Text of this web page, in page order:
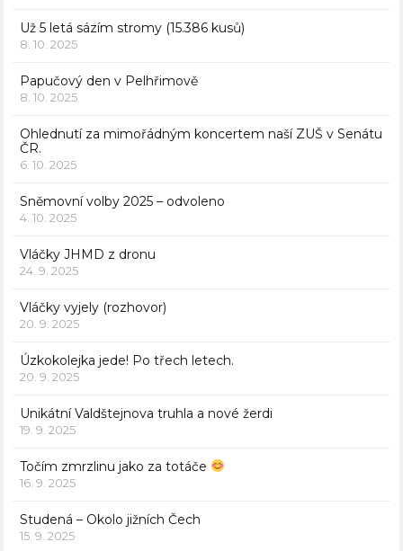
Už 5 letá sázím stromy (15.386 kusů)
8. 10. 2025
Papučový den v Pelhřimově
8. 10. 2025
Ohlednutí za mimořádným koncertem naší ZUŠ v Senátu
ČR.
6. 10. 2025
Sněmovní volby 2025 – odvoleno
4. 10. 2025
Vláčky JHMD z dronu
24. 9. 2025
Vláčky vyjely (rozhovor)
20. 9. 2025
Úzkokolejka jede! Po třech letech.
20. 9. 2025
Unikátní Valdštejnova truhla a nové žerdi
19. 9. 2025
Točím zmrzlinu jako za totáče
16. 9. 2025
Studená – Okolo jižních Čech
15. 9. 2025